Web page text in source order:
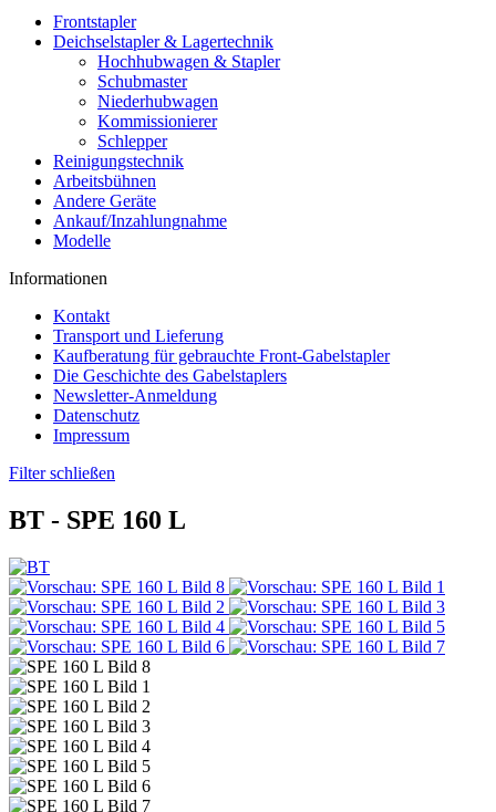
Frontstapler
Deichselstapler & Lagertechnik
Hochhubwagen & Stapler
Schubmaster
Niederhubwagen
Kommissionierer
Schlepper
Reinigungstechnik
Arbeitsbühnen
Andere Geräte
Ankauf/Inzahlungnahme
Modelle
Informationen
Kontakt
Transport und Lieferung
Kaufberatung für gebrauchte Front-Gabelstapler
Die Geschichte des Gabelstaplers
Newsletter-Anmeldung
Datenschutz
Impressum
Filter schließen
BT - SPE 160 L